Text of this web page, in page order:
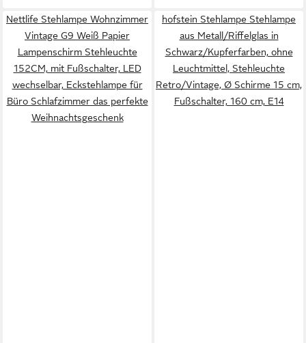
Nettlife Stehlampe Wohnzimmer
Vintage G9 Weiß Papier
Lampenschirm Stehleuchte
152CM, mit Fußschalter, LED
wechselbar, Eckstehlampe für
Büro Schlafzimmer das perfekte
Weihnachtsgeschenk
hofstein Stehlampe Stehlampe
aus Metall/Riffelglas in
Schwarz/Kupferfarben, ohne
Leuchtmittel, Stehleuchte
Retro/Vintage, Ø Schirme 15 cm,
Fußschalter, 160 cm, E14